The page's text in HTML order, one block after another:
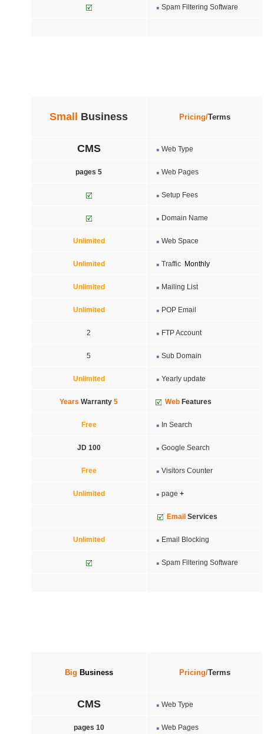
Spam Filtering Software
Pricing/Terms
Small Business
Web Type
CMS
Web Pages
5
Setup Fees
Domain Name
Web Space
Unlimited
Traffic Monthly
Unlimited
Mailing List
Unlimited
POP Email
Unlimited
FTP Account
2
Sub Domain
5
Yearly update
Unlimited
Web Features
5 Years
Warranty
In Search
Free
Google Search
JD 100
Visitors Counter
Free
page +
Unlimited
Email Services
Email Blocking
Unlimited
Spam Filtering Software
Pricing/Terms
Big Business
Web Type
CMS
Web Pages
10 pages